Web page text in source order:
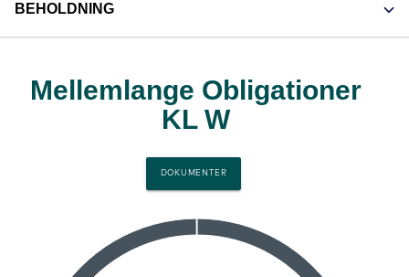
BEHOLDNING
Mellemlange Obligationer
KL W
DOKUMENTER